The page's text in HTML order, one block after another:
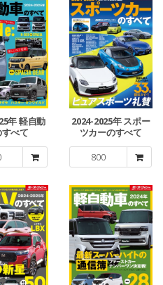
年 軽自動
べて
2024-2025年 スポー
ツカーのすべて
800